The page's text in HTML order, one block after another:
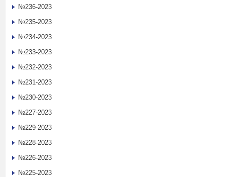
№236-2023
№235-2023
№234-2023
№233-2023
№232-2023
№231-2023
№230-2023
№227-2023
№229-2023
№228-2023
№226-2023
№225-2023